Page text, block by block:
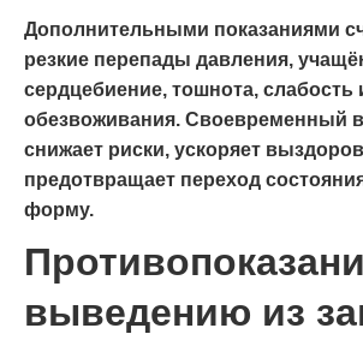
Дополнительными показаниями
резкие перепады давления,
сердцебиение, тошнота, слабость
обезвоживания. Своевременный
снижает риски, ускоряет
предотвращает переход
форму.
выведению из